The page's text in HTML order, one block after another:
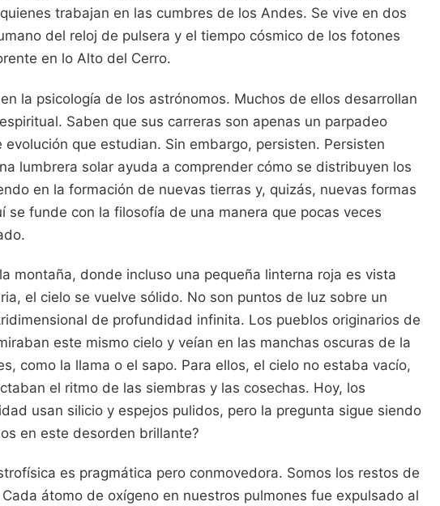
trabajan en las cumbres de los Andes. Se vive en dos
del reloj de pulsera y el tiempo cósmico de los fotones
en lo Alto del Cerro.
la psicología de los astrónomos. Muchos de ellos desarrollan
Saben que sus carreras son apenas un parpadeo
que estudian. Sin embargo, persisten. Persisten
lumbrera solar ayuda a comprender cómo se distribuyen los
en la formación de nuevas tierras y, quizás, nuevas formas
se funde con la filosofía de una manera que pocas veces
montaña, donde incluso una pequeña linterna roja es vista
el cielo se vuelve sólido. No son puntos de luz sobre un
de profundidad infinita. Los pueblos originarios de
este mismo cielo y veían en las manchas oscuras de la
como la llama o el sapo. Para ellos, el cielo no estaba vacío,
el ritmo de las siembras y las cosechas. Hoy, los
usan silicio y espejos pulidos, pero la pregunta sigue siendo
en este desorden brillante?
es pragmática pero conmovedora. Somos los restos de
átomo de oxígeno en nuestros pulmones fue expulsado al